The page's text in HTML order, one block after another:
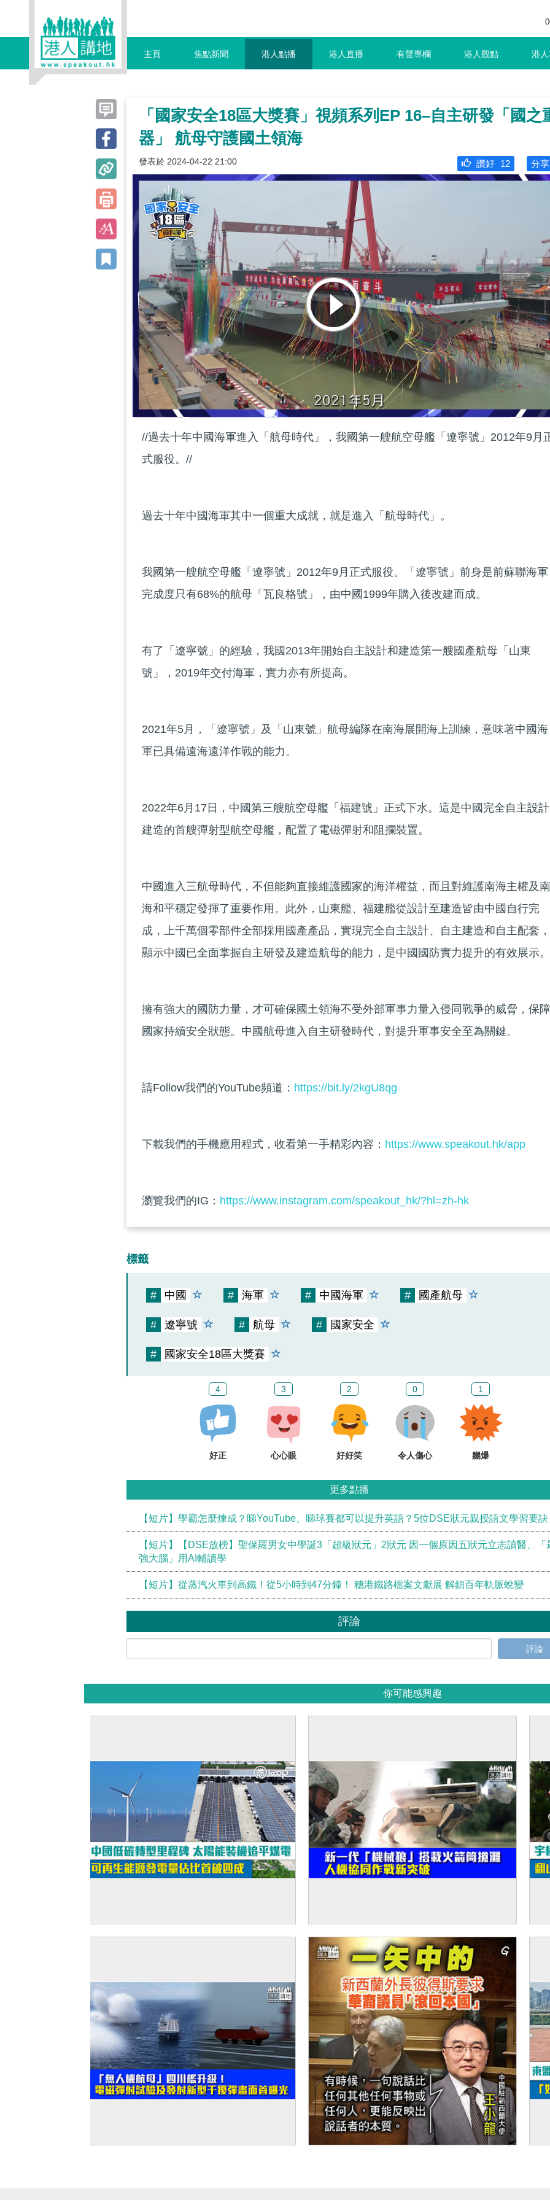
主頁 焦點新聞 港人點播 港人直播 有聲專欄 港人觀點 港
「國家安全18區大獎賽」視頻系列EP 16–自主研發「國之
器」 航母守護國土領海
發表於 2024-04-22 21:00 分享
讚好 12
//過去十年中國海軍進入「航母時代」，我國第一艘航空母艦「遼寧號」2012年9月
式服役。//
過去十年中國海軍其中一個重大成就，就是進入「航母時代」。
我國第一艘航空母艦「遼寧號」2012年9月正式服役。「遼寧號」前身是前蘇聯海軍
完成度只有68%的航母「瓦良格號」，由中國1999年購入後改建而成。
有了「遼寧號」的經驗，我國2013年開始自主設計和建造第一艘國產航母「山東
號」，2019年交付海軍，實力亦有所提高。
2021年5月，「遼寧號」及「山東號」航母編隊在南海展開海上訓練，意味著中國海
軍已具備遠海遠洋作戰的能力。
2022年6月17日，中國第三艘航空母艦「福建號」正式下水。這是中國完全自主設計
建造的首艘彈射型航空母艦，配置了電磁彈射和阻攔裝置。
中國進入三航母時代，不但能夠直接維護國家的海洋權益，而且對維護南海主權及南
海和平穩定發揮了重要作用。此外，山東艦、福建艦從設計至建造皆由中國自行完
成，上千萬個零部件全部採用國產產品，實現完全自主設計、自主建造和自主配套，
顯示中國已全面掌握自主研發及建造航母的能力，是中國國防實力提升的有效展示。
擁有強大的國防力量，才可確保國土領海不受外部軍事力量入侵同戰爭的威脅，保障
國家持續安全狀態。中國航母進入自主研發時代，對提升軍事安全至為關鍵。
請Follow我們的YouTube頻道： https://bit.ly/2kgU8qg
下載我們的手機應用程式，收看第一手精彩內容： https://www.speakout.hk/app
瀏覽我們的IG： https://www.instagram.com/speakout_hk/?hl=zh-hk
標籤
# 中國 # 海軍 # 中國海軍 # 國產航母
# 遼寧號 # 航母 # 國家安全
# 國家安全18區大獎賽
4
好正
3
心心眼
2
好好笑
0
令人傷心
1
嬲爆
更多點播
【短片】學霸怎麼煉成？睇YouTube、睇球賽都可以提升英語？5位DSE狀元親授語文學習要訣
【短片】【DSE放榜】聖保羅男女中學誕3「超級狀元」2狀元 因一個原因五狀元立志讀醫、「
強大腦」用AI輔讀學
【短片】從蒸汽火車到高鐵！從5小時到47分鐘！ 穗港鐵路檔案文獻展 解鎖百年軌脈蛻變
評論
評論
你可能感興趣
筒搶灘 人機協同作戰新突破